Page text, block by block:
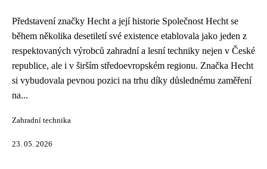
Představení značky Hecht a její historie Společnost Hecht se
během několika desetiletí své existence etablovala jako jeden z
respektovaných výrobců zahradní a lesní techniky nejen v České
republice, ale i v širším středoevropském regionu. Značka Hecht
si vybudovala pevnou pozici na trhu díky důslednému zaměření
na...
Zahradní technika
23. 05. 2026